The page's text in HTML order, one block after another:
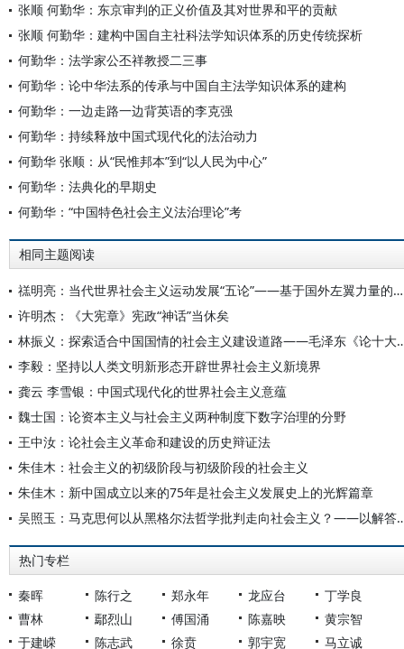
张顺 何勤华：东京审判的正义价值及其对世界和平的贡献
张顺 何勤华：建构中国自主社科法学知识体系的历史传统探析
何勤华：法学家公丕祥教授二三事
何勤华：论中华法系的传承与中国自主法学知识体系的建构
何勤华：一边走路一边背英语的李克强
何勤华：持续释放中国式现代化的法治动力
何勤华 张顺：从“民惟邦本”到“以人民为中心”
何勤华：法典化的早期史
何勤华：“中国特色社会主义法治理论”考
相同主题阅读
禚明亮：当代世界社会主义运动发展“五论”——基于国外左翼力量的分析
许明杰：《大宪章》宪政“神话”当休矣
林振义：探索适合中国国情的社会
李毅：坚持以人类文明新形态开辟世界社会主义新境界
龚云 李雪银：中国式现代化的世界社会主义意蕴
魏士国：论资本主义与社会主义两种制度下数字治理的分野
王中汝：论社会主义革命和建设的历史辩证法
朱佳木：社会主义的初级阶段与初级阶段的社会主义
朱佳木：新中国成立以来的75年是社会主义发展史上的光辉篇章
吴照玉：马克思何以从黑格尔法哲学
热门专栏
秦晖 陈行之 郑永年 龙应台
丁学良
曹林
鄢烈山 傅国涌 陈嘉映
黄宗智
于建嵘
陈志武 徐贲 郭宇宽 马立诚